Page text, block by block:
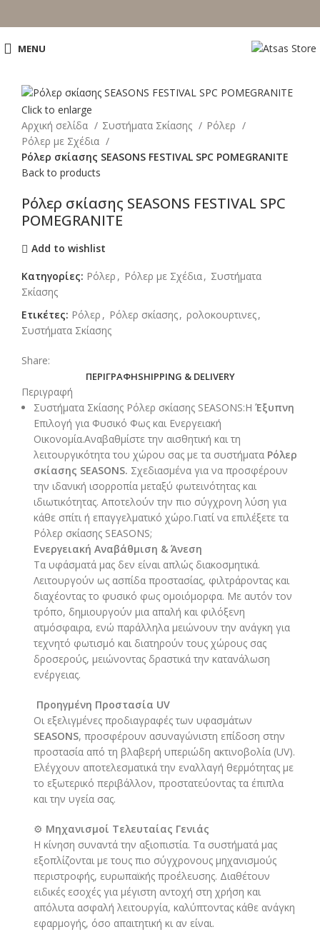
MENU
Click to enlarge
Αρχική σελίδα
Συστήματα Σκίασης
Ρόλερ
Ρόλερ με Σχέδια
Ρόλερ σκίασης SEASONS FESTIVAL SPC POMEGRANITE
Back to products
Ρόλερ σκίασης SEASONS FESTIVAL SPC
POMEGRANITE
Add to wishlist
Κατηγορίες: Ρόλερ , Ρόλερ με Σχέδια, Συστήματα
Σκίασης
Ετικέτες: Ρόλερ , Ρόλερ σκίασης, ρολοκουρτινες,
Συστήματα Σκίασης
Share:
ΠΕΡΙΓΡΑΦΉSHIPPING & DELIVERY
Περιγραφή
Συστήματα Σκίασης Ρόλερ σκίασης SEASONS:Η Έξυπνη
Επιλογή για Φυσικό Φως και Ενεργειακή
Οικονομία.Αναβαθμίστε την αισθητική και τη
λειτουργικότητα του χώρου σας με τα συστήματα Ρόλερ
σκίασης SEASONS. Σχεδιασμένα για να προσφέρουν
την ιδανική ισορροπία μεταξύ φωτεινότητας και
ιδιωτικότητας. Αποτελούν την πιο σύγχρονη λύση για
κάθε σπίτι ή επαγγελματικό χώρο.Γιατί να επιλέξετε τα
Ρόλερ σκίασης SEASONS;
Ενεργειακή Αναβάθμιση & Άνεση
Τα υφάσματά μας δεν είναι απλώς διακοσμητικά.
Λειτουργούν ως ασπίδα προστασίας, φιλτράροντας και
διαχέοντας το φυσικό φως ομοιόμορφα. Με αυτόν τον
τρόπο, δημιουργούν μια απαλή και φιλόξενη
ατμόσφαιρα, ενώ παράλληλα μειώνουν την ανάγκη για
τεχνητό φωτισμό και διατηρούν τους χώρους σας
δροσερούς, μειώνοντας δραστικά την κατανάλωση
ενέργειας.
Προηγμένη Προστασία UV
Οι εξελιγμένες προδιαγραφές των υφασμάτων
SEASONS, προσφέρουν ασυναγώνιστη επίδοση στην
προστασία από τη βλαβερή υπεριώδη ακτινοβολία (UV).
Ελέγχουν αποτελεσματικά την εναλλαγή θερμότητας με
το εξωτερικό περιβάλλον, προστατεύοντας τα έπιπλα
και την υγεία σας.
⚙️ Μηχανισμοί Τελευταίας Γενιάς
Η κίνηση συναντά την αξιοπιστία. Τα συστήματά μας
εξοπλίζονται με τους πιο σύγχρονους μηχανισμούς
περιστροφής, ευρωπαϊκής προέλευσης. Διαθέτουν
ειδικές εσοχές για μέγιστη αντοχή στη χρήση και
απόλυτα ασφαλή λειτουργία, καλύπτοντας κάθε ανάγκη
εφαρμογής, όσο απαιτητική κι αν είναι.